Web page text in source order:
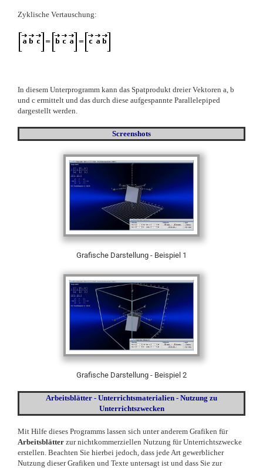
Zyklische Vertauschung:
In diesem Unterprogramm kann das Spatprodukt dreier Vektoren a, b
und c ermittelt und das durch diese aufgespannte Parallelepiped
dargestellt werden.
Screenshots
Grafische Darstellung - Beispiel 1
Grafische Darstellung - Beispiel 2
Arbeitsblätter - Unterrichtsmaterialien - Nutzung zu
Unterrichtszwecken
Mit Hilfe dieses Programms lassen sich unter anderem Grafiken für
Arbeitsblätter zur nichtkommerziellen Nutzung für Unterrichtszwecke
erstellen. Beachten Sie hierbei jedoch, dass jede Art gewerblicher
Nutzung dieser Grafiken und Texte untersagt ist und dass Sie zur